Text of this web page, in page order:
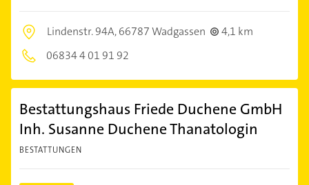
Lindenstr. 94A,66787 Wadgassen
4,1 km
06834 4 01 91 92
Bestattungshaus Friede Duchene GmbH
Inh. Susanne Duchene Thanatologin
BESTATTUNGEN